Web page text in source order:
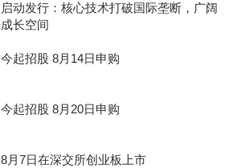
动发行：核心技术打破国际垄断，广阔
长空间
起招股 8月14日申购
起招股 8月20日申购
月7日在深交所创业板上市